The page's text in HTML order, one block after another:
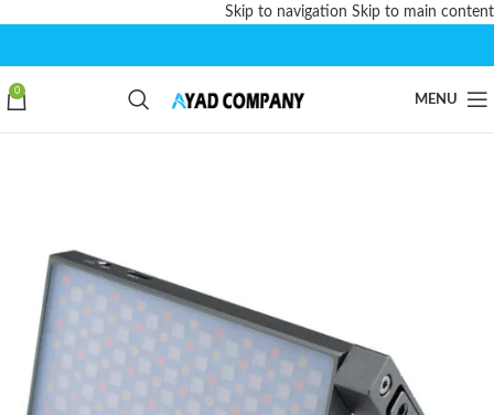
Skip to navigation Skip to main content
MENU
0